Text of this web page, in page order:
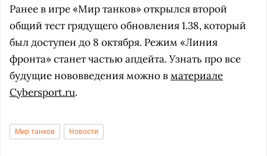
Ранее в игре «Мир танков» открылся второй
общий тест грядущего обновления 1.38, который
был доступен до 8 октября. Режим «Линия
фронта» станет частью апдейта. Узнать про все
будущие нововведения можно вматериале
Cybersport.ru.
Мир танков Новости